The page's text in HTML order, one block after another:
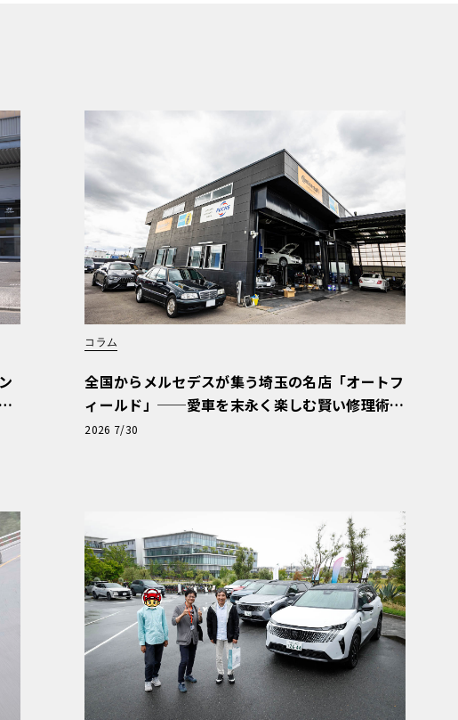
コラム
全国からメルセデスが集う埼玉の名店「オートフ
ィールド」──愛車を末永く楽しむ賢い修理術
と、プロがフックス製オイルを選ぶ理由〈PR〉
2026 7/30